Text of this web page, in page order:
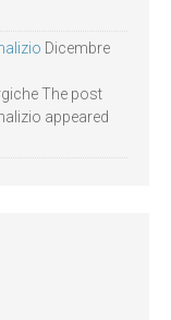
Dicembre
The post
appeared